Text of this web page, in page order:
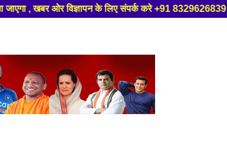
के लिए संपर्क करे +91 8329626839 ,हमारे यूट्यूब चैनल को